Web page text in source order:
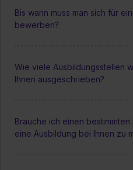
Bis wann muss man sich für
bewerben?
Wie viele Ausbildungsstellen
Ihnen ausgeschrieben?
Brauche ich einen bestimmten
eine Ausbildung bei Ihnen zu